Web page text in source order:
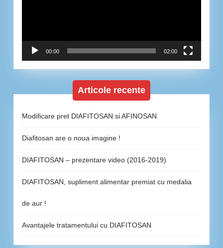
00:00 02:00
Articole recente
Modificare pret DIAFITOSAN si AFINOSAN
Diafitosan are o noua imagine !
DIAFITOSAN – prezentare video (2016-2019)
DIAFITOSAN, supliment alimentar premiat cu medalia
de aur !
Avantajele tratamentului cu DIAFITOSAN